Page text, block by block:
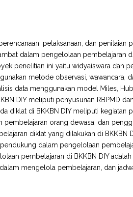
pelaksanaan, dan
dalam pengelolaan pembelajaran
penelitian ini yaitu widyaiswara dan
metode observasi, wawancara,
data menggunakan model Miles,
DIY meliputi penyusunan RBPMD
diklat di BKKBN DIY meliputi
pembelajaran orang dewasa, dan
diklat yang dilakukan di BKKBN
dalam pengelolaan
pembelajaran di BKKBN DIY
mengelola pembelajaran, dan